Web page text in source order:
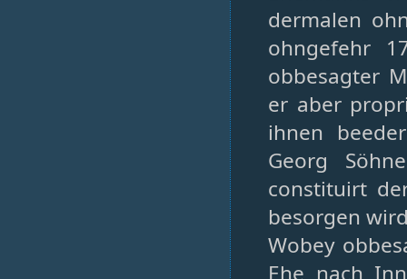
dermalen
ohngefehr
obbesagter
er aber
ihnen
Georg
constituirt
besorgen
Wobey
Ehe nach